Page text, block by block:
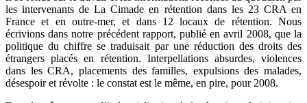
les intervenants de La Cimade en rétention dans les 23 CRA en
France et en outre-mer, et dans 12 locaux de rétention. Nous
écrivions dans notre précédent rapport, publié en avril 2008, que la
politique du chiffre se traduisait par une réduction des droits des
étrangers placés en rétention. Interpellations absurdes, violences
dans les CRA, placements des familles, expulsions des malades,
désespoir et révolte : le constat est le même, en pire, pour 2008.